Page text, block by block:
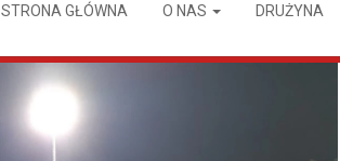
STRONA GŁÓWNA O NAS DRUŻYNA